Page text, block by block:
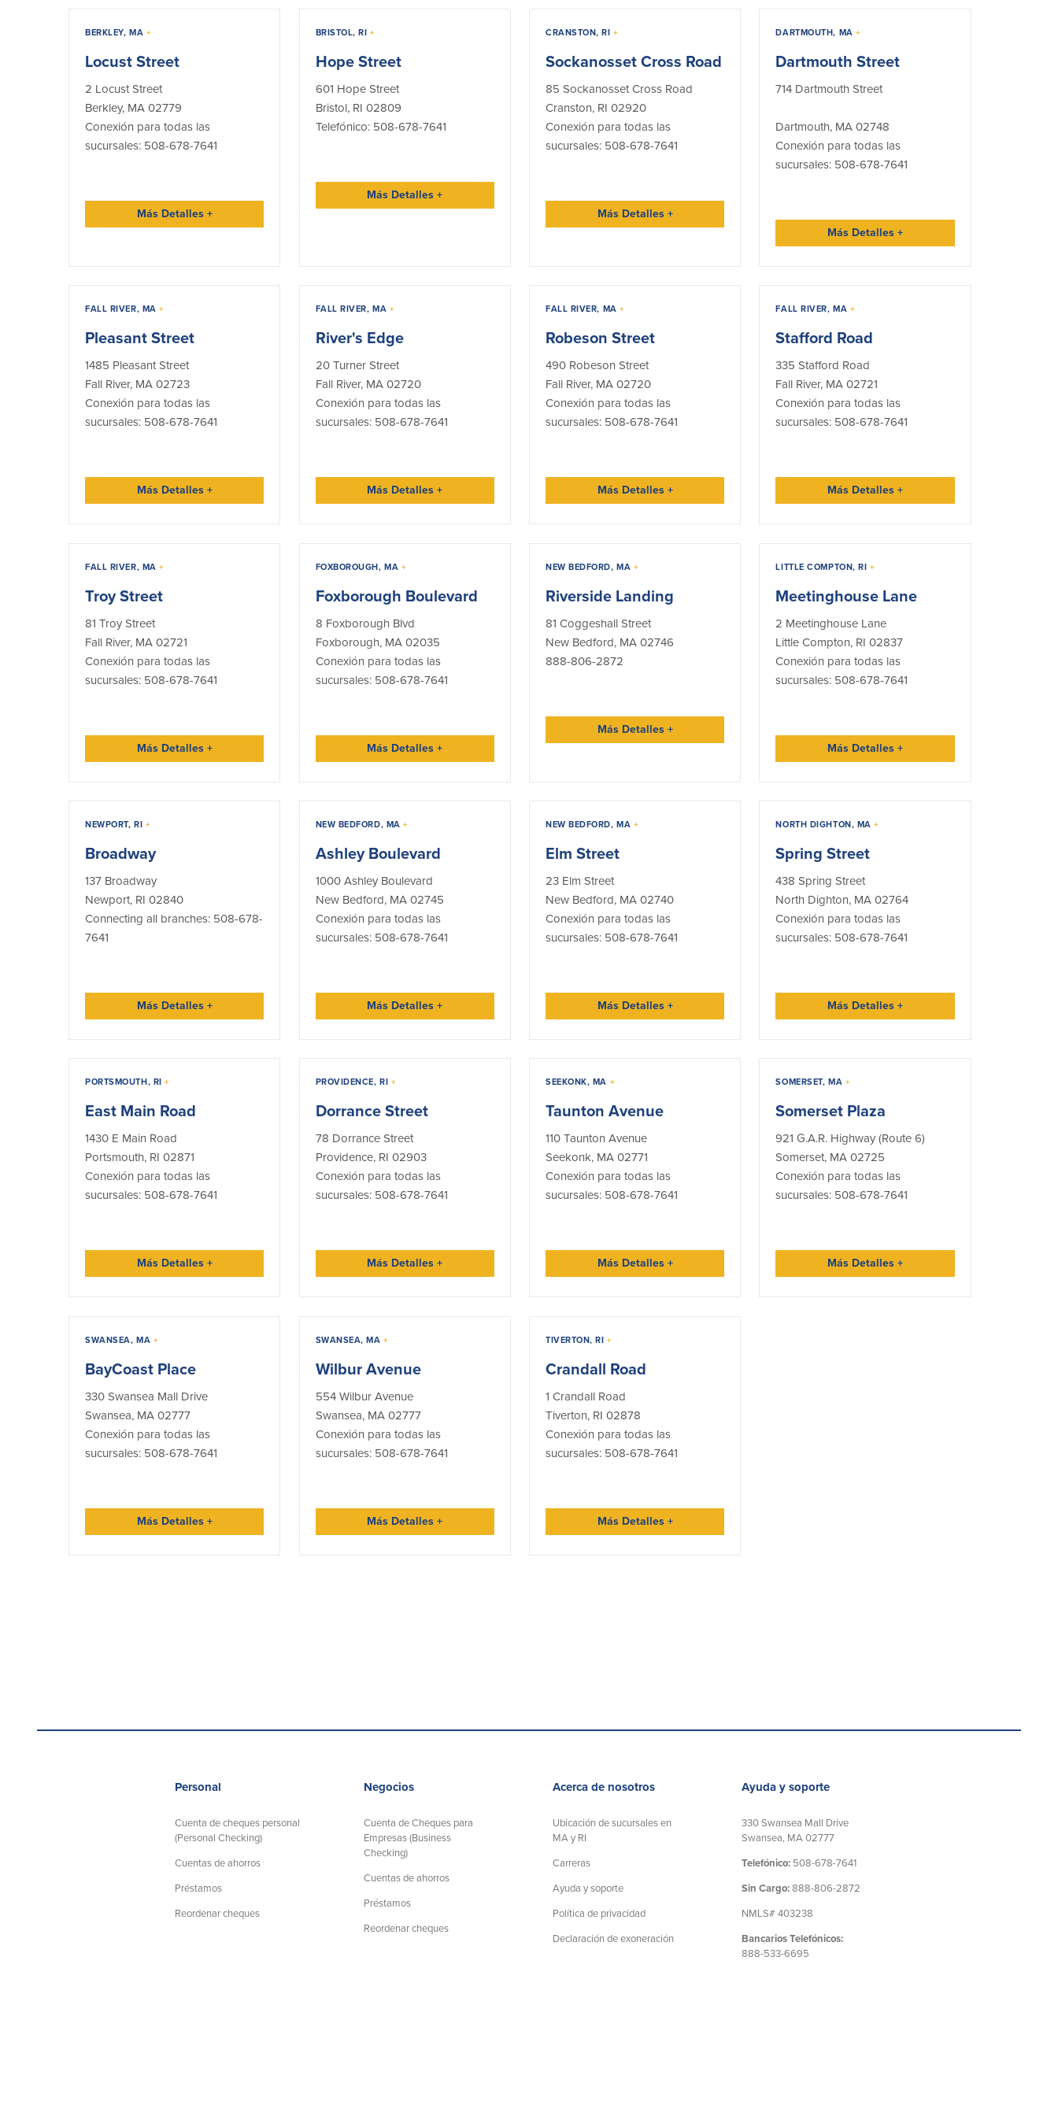
BERKLEY, MA +
Locust Street
2 Locust Street
Berkley, MA 02779
Conexión para todas las
sucursales: 508-678-7641
Más Detalles +
BRISTOL, RI+
Hope Street
601 Hope Street
Bristol, RI 02809
Telefónico: 508-678-7641
Más Detalles+
CRANSTON, RI+
Sockanosset Cross Road
85 Sockanosset Cross Road
Cranston, RI 02920
Conexión para todas las
sucursales: 508-678-7641
Más Detalles +
DARTMOUTH, MA+
Dartmouth Street
714 Dartmouth Street
Dartmouth, MA 02748
Conexión para todas las
sucursales: 508-678-7641
Más Detalles +
FALL RIVER, MA+
Pleasant Street
1485 Pleasant Street
Fall River, MA 02723
Conexión para todas las
sucursales: 508-678-7641
Más Detalles +
FALL RIVER, MA +
River's Edge
20 Turner Street
Fall River, MA 02720
Conexión para todas las
sucursales: 508-678-7641
Más Detalles+
FALL RIVER, MA+
Robeson Street
490 Robeson Street
Fall River, MA 02720
Conexión para todas las
sucursales: 508-678-7641
Más Detalles +
FALL RIVER, MA +
Stafford Road
335 Stafford Road
Fall River, MA 02721
Conexión para todas las
sucursales: 508-678-7641
Más Detalles +
FALL RIVER, MA+
Troy Street
81 Troy Street
Fall River, MA 02721
Conexión para todas las
sucursales: 508-678-7641
Más Detalles +
FOXBOROUGH, MA +
Foxborough Boulevard
8 Foxborough Blvd
Foxborough, MA 02035
Conexión para todas las
sucursales: 508-678-7641
Más Detalles+
NEW BEDFORD, MA +
Riverside Landing
81 Coggeshall Street
New Bedford, MA 02746
888-806-2872
Más Detalles +
LITTLE COMPTON, RI +
Meetinghouse Lane
2 Meetinghouse Lane
Little Compton, RI 02837
Conexión para todas las
sucursales: 508-678-7641
Más Detalles +
NEWPORT, RI +
Broadway
137 Broadway
Newport, RI 02840
Connecting all branches: 508-678-
7641
Más Detalles +
NEW BEDFORD, MA+
Ashley Boulevard
1000 Ashley Boulevard
New Bedford, MA 02745
Conexión para todas las
sucursales: 508-678-7641
Más Detalles+
NEW BEDFORD, MA +
Elm Street
23 Elm Street
New Bedford, MA 02740
Conexión para todas las
sucursales: 508-678-7641
Más Detalles +
NORTH DIGHTON, MA+
Spring Street
438 Spring Street
North Dighton, MA 02764
Conexión para todas las
sucursales: 508-678-7641
Más Detalles +
PORTSMOUTH, RI+
East Main Road
1430 E Main Road
Portsmouth, RI 02871
Conexión para todas las
sucursales: 508-678-7641
Más Detalles +
PROVIDENCE, RI +
Dorrance Street
78 Dorrance Street
Providence, RI 02903
Conexión para todas las
sucursales: 508-678-7641
Más Detalles+
SEEKONK, MA +
Taunton Avenue
110 Taunton Avenue
Seekonk, MA 02771
Conexión para todas las
sucursales: 508-678-7641
Más Detalles +
SOMERSET, MA +
Somerset Plaza
921 G.A.R. Highway (Route 6)
Somerset, MA 02725
Conexión para todas las
sucursales: 508-678-7641
Más Detalles +
SWANSEA, MA +
BayCoast Place
330 Swansea Mall Drive
Swansea, MA 02777
Conexión para todas las
sucursales: 508-678-7641
Más Detalles +
SWANSEA, MA+
Wilbur Avenue
554 Wilbur Avenue
Swansea, MA 02777
Conexión para todas las
sucursales: 508-678-7641
Más Detalles+
TIVERTON, RI+
Crandall Road
1 Crandall Road
Tiverton, RI 02878
Conexión para todas las
sucursales: 508-678-7641
Más Detalles +
Personal
Cuenta de cheques personal
(Personal Checking)
Cuentas de ahorros
Préstamos
Reordenar cheques
Negocios
Cuenta de Cheques para
Empresas (Business
Checking)
Cuentas de ahorros
Préstamos
Reordenar cheques
Acerca de nosotros
Ubicación de sucursales en
MA y RI
Carreras
Ayuda y soporte
Política de privacidad
Declaración de exoneración
Ayuda y soporte
330 Swansea Mall Drive
Swansea, MA 02777
Telefónico: 508-678-7641
Sin Cargo:888-806-2872
NMLS# 403238
Bancarios Telefónicos:
888-533-6695